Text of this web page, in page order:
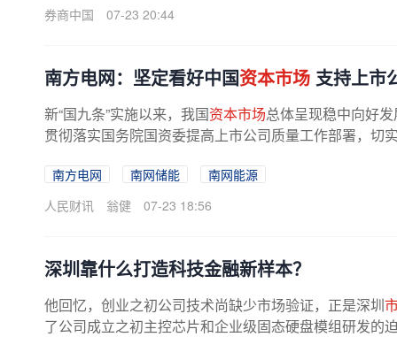
券商中国
07-23 20:44
南方电网：坚定看好中国资本市场 支持上市
新“国九条”实施以来，我国资本市场总体呈现稳中向好
贯彻落实国务院国资委提高上市公司质量工作部署，切
南方电网 南网储能
南网能源
人民财讯
翁健 07-23 18:56
深圳靠什么打造科技金融新样本？
他回忆，创业之初公司技术尚缺少市场验证，正是深圳
了公司成立之初主控芯片和企业级固态硬盘模组研发的